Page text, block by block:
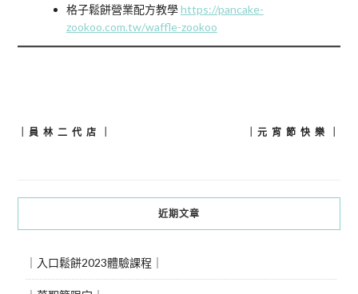
格子鬆餅營業配方教學https://pancake-
zookoo.com.tw/waffle-zookoo
文
｜元 宵 節 快 樂 ｜
｜員 林 二 代 店 ｜
近期文章
｜入口鬆餅2023體驗課程｜